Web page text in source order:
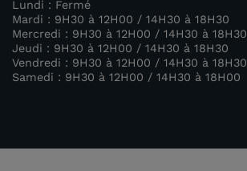
Lundi : Fermé
Mardi : 9H30 à 12H00 / 14H30 à 18H30
Mercredi : 9H30 à 12H00 / 14H30 à 18H30
Jeudi : 9H30 à 12H00 / 14H30 à 18H30
Vendredi : 9H30 à 12H00 / 14H30 à 18H30
Samedi : 9H30 à 12H00 / 14H30 à 18H00